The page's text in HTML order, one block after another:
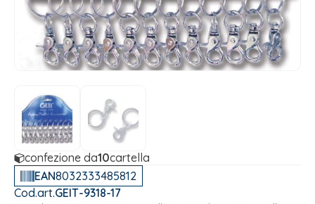
confezione da10cartella
EAN8032333485812
Cod.art.GEIT-9318-17